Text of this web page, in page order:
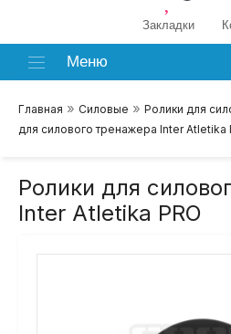
Закладки
Меню
Главная » Силовые » Ролики для
для силового тренажера Inter Atletika
Ролики для
Inter Atletika PRO